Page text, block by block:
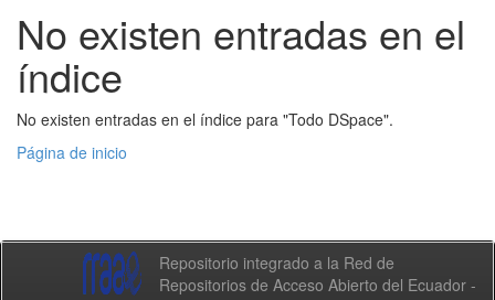
No existen entradas en el
índice
No existen entradas en el índice para "Todo DSpace".
Página de inicio
Repositorio integrado a la Red de
Repositorios de Acceso Abierto del Ecuador -